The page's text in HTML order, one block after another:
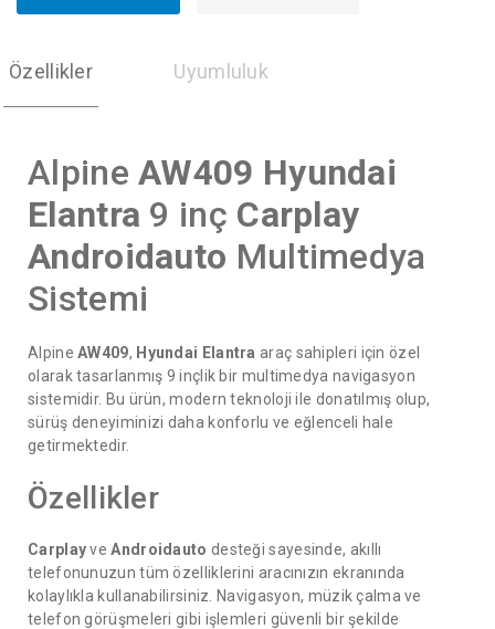
Özellikler Uyumluluk
AlpineAW409 Hyundai
Elantra 9 inç Carplay
Androidauto Multimedya
Sistemi
AlpineAW409, Hyundai Elantra araç sahipleri için özel
olarak tasarlanmış 9 inçlik bir multimedya navigasyon
sistemidir. Bu ürün, modern teknoloji ile donatılmış olup,
sürüş deneyiminizi daha konforlu ve eğlenceli hale
getirmektedir.
Özellikler
CarplayveAndroidauto desteği sayesinde, akıllı
telefonunuzun tüm özelliklerini aracınızın ekranında
kolaylıkla kullanabilirsiniz. Navigasyon, müzik çalma ve
telefon görüşmeleri gibi işlemleri güvenli bir şekilde